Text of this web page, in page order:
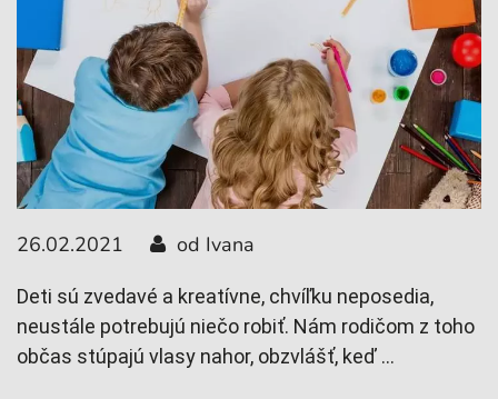
26.02.2021 od Ivana
Deti sú zvedavé a kreatívne, chvíľku neposedia,
neustále potrebujú niečo robiť. Nám rodičom z toho
občas stúpajú vlasy nahor, obzvlášť, keď ...